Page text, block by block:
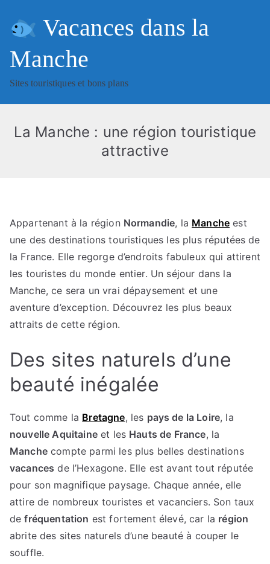
Vacances dans la
Manche
Sites touristiques et bons plans
La Manche : une région touristique
attractive
Appartenant à la région Normandie, la Manche est
une des destinations touristiques les plus réputées de
la France. Elle regorge d’endroits fabuleux qui attirent
les touristes du monde entier. Un séjour dans la
Manche, ce sera un vrai dépaysement et une
aventure d’exception. Découvrez les plus beaux
attraits de cette région.
Des sites naturels d’une
beauté inégalée
Tout comme la Bretagne, les pays de la Loire, la
nouvelle Aquitaineet les Hauts de France, la
Manchecompte parmi les plus belles destinations
vacances de l’Hexagone. Elle est avant tout réputée
pour son magnifique paysage. Chaque année, elle
attire de nombreux touristes et vacanciers. Son taux
defréquentation est fortement élevé, car la région
abrite des sites naturels d’une beauté à couper le
souffle.